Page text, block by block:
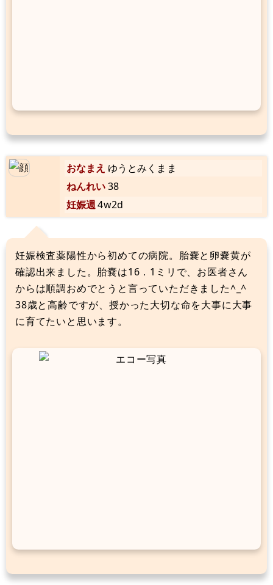
おなまえ ゆうとみくまま
ねんれい38
妊娠週4w2d
妊娠検査薬陽性から初めての病院。胎嚢と卵嚢黄が
確認出来ました。胎嚢は16．1ミリで、お医者さん
からは順調おめでとうと言っていただきました^_^
38歳と高齢ですが、授かった大切な命を大事に大事
に育てたいと思います。